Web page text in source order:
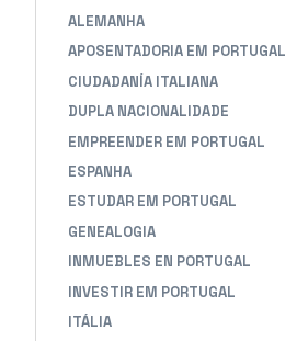
ALEMANHA
APOSENTADORIA EM PORTUGAL
CIUDADANÍA ITALIANA
DUPLA NACIONALIDADE
EMPREENDER EM PORTUGAL
ESPANHA
ESTUDAR EM PORTUGAL
GENEALOGIA
INMUEBLES EN PORTUGAL
INVESTIR EM PORTUGAL
ITÁLIA